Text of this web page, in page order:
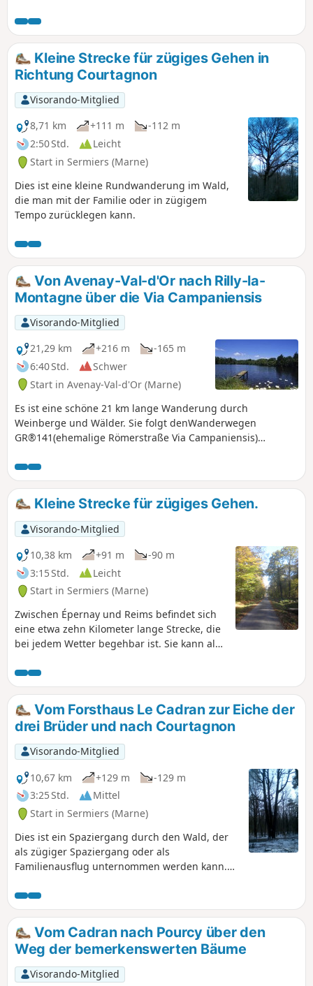
Kleine Strecke für zügiges Gehen in
Richtung Courtagnon
Visorando-Mitglied
8,71 km
+111 m
-112 m
2:50 Std.
Leicht
Start in Sermiers (Marne)
Dies ist eine kleine Rundwanderung im Wald,
die man mit der Familie oder in zügigem
Tempo zurücklegen kann.
Von Avenay-Val-d'Or nach Rilly-la-
Montagne über die Via Campaniensis
Visorando-Mitglied
21,29 km
+216 m
-165 m
6:40 Std.
Schwer
Start in Avenay-Val-d'Or (Marne)
Es ist eine schöne 21 km lange Wanderung durch
Weinberge und Wälder. Sie folgt denWanderwegen
GR®141(ehemalige Römerstraße Via Campaniensis)
bewältigen ist. Keine Rückkehr zum Ausgangspunkt. Die
Autos werden am Bahnhof Avenay-Val-d'Or abgestellt und
man kehrt mit dem TER von Rilly-la-Montagne zurück.
Obwohl man den Jakobsweg nimmt, ist es hier herrlich
ruhig. Unter der Woche begegnet man außer ein oder zwei
Förstern nur Rehen.
Kleine Strecke für zügiges Gehen.
Visorando-Mitglied
10,38 km
+91 m
-90 m
3:15 Std.
Leicht
Start in Sermiers (Marne)
Zwischen Épernay und Reims befindet sich
eine etwa zehn Kilometer lange Strecke, die
bei jedem Wetter begehbar ist. Sie kann als
(eventuell mit einem Geländekinderwagen)
oder als zügiger Marsch zurückgelegt
werden.Vom Forsthaus Le Cadran zur Eiche der
drei Brüder und nach Courtagnon
Visorando-Mitglied
10,67 km
+129 m
-129 m
3:25 Std.
Mittel
Start in Sermiers (Marne)
Dies ist ein Spaziergang durch den Wald, der
als zügiger Spaziergang oder als
Familienausflug unternommen werden kann.
des Trois Frères” und durch das hübsche Dorf
Courtagnon mit seinem kleinen Weinberg.
Vom Cadran nach Pourcy über den
Weg der bemerkenswerten Bäume
Visorando-Mitglied